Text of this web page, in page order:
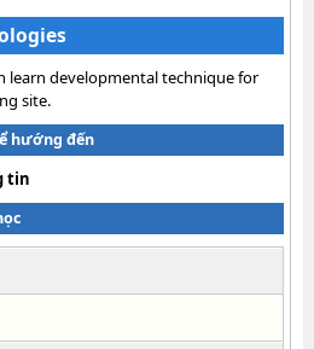
learn developmental technique for
site.
hướng đến
tin